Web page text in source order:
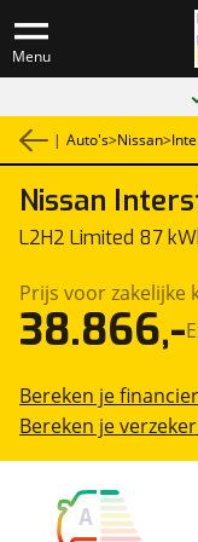
Menu
| Auto's>Nissan>
Nissan
L2H2 Limited 87
Bedrijfswagen
A
Prijs voor zakelijke
38.866,-
Bereken je
Bereken je